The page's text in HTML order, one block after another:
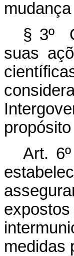
§ 3º
suas
Art.
medidas